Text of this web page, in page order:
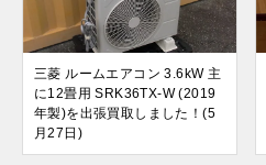
三菱 ルームエアコン 3.6kW 主
に12畳用 SRK36TX-W (2019
年製)を出張買取しました！(5
月27日)